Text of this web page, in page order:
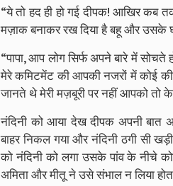
“ये तो हद ही हो गई दीपक! आखिर कब
मज़ाक बनाकर रख दिया है बहू और उसके
“पापा, आप लोग सिर्फ अपने बारे में
मेरे कमिटमेंट की आपकी नजरों में कोई
जानते थे मेरी मज़बूरी पर नहीं आपको
नंदिनी को आया देख दीपक अपनी
बाहर निकल गया और नंदिनी ठगी सी
को नंदिनी को लगा उसके पांव के नीचे
अमिता और मीतू ने उसे संभाल न लिया